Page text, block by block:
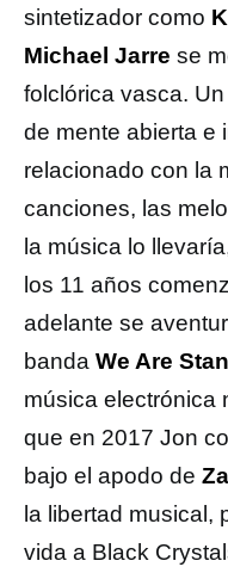
sintetizador como
Michael Jarre se
folclórica vasca.
de mente abierta e
relacionado con la
canciones, las
la música lo
los 11 años
adelante se
banda We Are
música electrónica
que en 2017 Jon
bajo el apodo de
la libertad musical,
vida a Black